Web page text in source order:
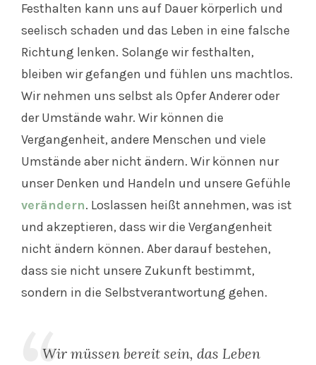
Festhalten kann uns auf Dauer körperlich und
seelisch schaden und das Leben in eine falsche
Richtung lenken. Solange wir festhalten,
bleiben wir gefangen und fühlen uns machtlos.
Wir nehmen uns selbst als Opfer Anderer oder
der Umstände wahr. Wir können die
Vergangenheit, andere Menschen und viele
Umstände aber nicht ändern. Wir können nur
unser Denken und Handeln und unsere Gefühle
verändern. Loslassen heißt annehmen, was ist
und akzeptieren, dass wir die Vergangenheit
nicht ändern können. Aber darauf bestehen,
dass sie nicht unsere Zukunft bestimmt,
sondern in die Selbstverantwortung gehen.
Wir müssen bereit sein, das Leben